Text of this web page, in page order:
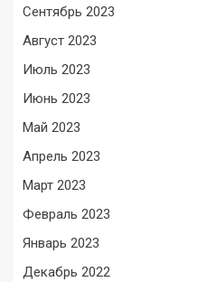
Сентябрь 2023
Август 2023
Июль 2023
Июнь 2023
Май 2023
Апрель 2023
Март 2023
Февраль 2023
Январь 2023
Декабрь 2022